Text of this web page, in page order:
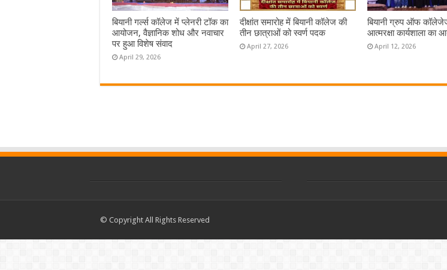
बियानी गर्ल्स कॉलेज में प्लेनरी टॉक का
आयोजन, वैज्ञानिक शोध और नवाचार
पर हुआ विशेष संवाद
April 29, 2026
दीक्षांत समारोह में बियानी कॉलेज की
तीन छात्राओं को स्वर्ण पदक
April 27, 2026
बियानी ग्रुप ऑफ
आत्मरक्षा कार्यशाला का
April 12, 2026
© Copyright All Rights Reserved